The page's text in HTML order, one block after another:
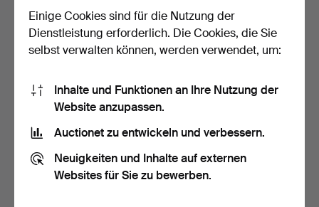
OIDENTIFIERAD
KONSTNÄR. Georgien
1960. Ölg…
Beendet 2. Jul 2026
BENGT HILLGRUND. ÖL
AUF LEINWAND, "Fåglar …
Beendet 30. Jun 2026
Einige Cookies sind für die Nutzung der
Dienstleistung erforderlich. Die Cookies, die Sie
selbst verwalten können, werden verwendet, um:
Inhalte und Funktionen an Ihre Nutzung der
Website anzupassen.
Auctionet zu entwickeln und verbessern.
Neuigkeiten und Inhalte auf externen
Websites für Sie zu bewerben.